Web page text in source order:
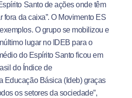
Santo de ações onde têm
fora da caixa”. O Movimento ES
O grupo se mobilizou e
lugar no IDEB para o
do Espírito Santo ficou em
do Índice de
Educação Básica (Ideb) graças
os setores da sociedade”,